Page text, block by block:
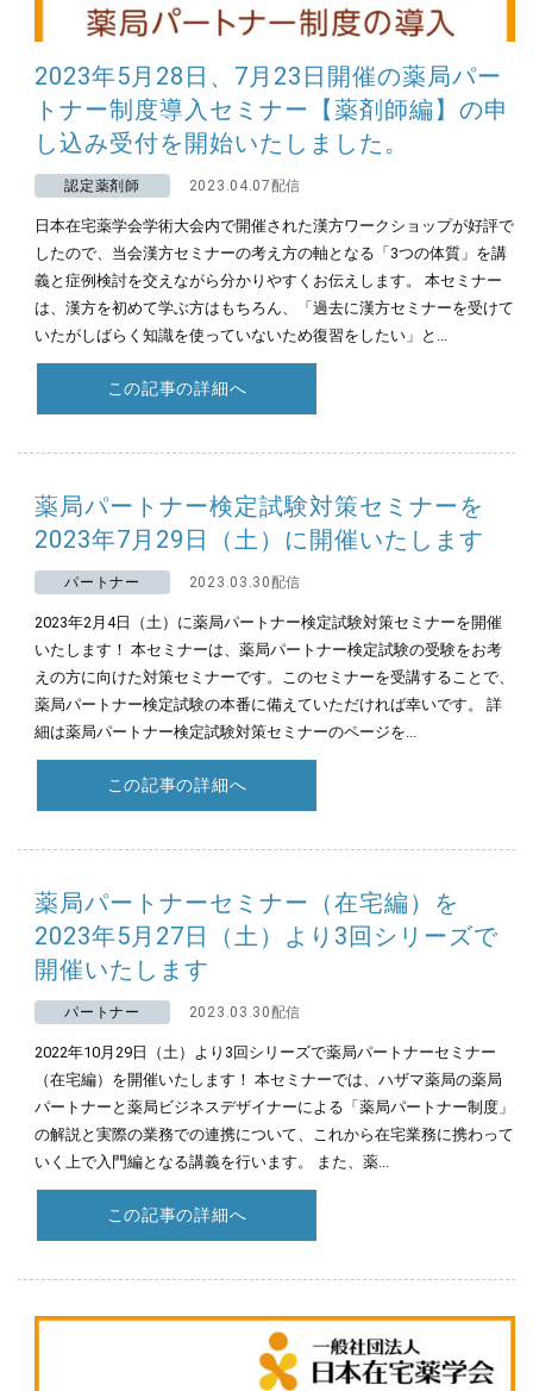
2023年5月28日、7月23日開催の薬局パー
トナー制度導入セミナー【薬剤師編】の申
し込み受付を開始いたしました。
認定薬剤師 2023.04.07配信
日本在宅薬学会学術大会内で開催された漢方ワークショップが好評で
したので、当会漢方セミナーの考え方の軸となる「3つの体質」を講
義と症例検討を交えながら分かりやすくお伝えします。 本セミナー
は、漢方を初めて学ぶ方はもちろん、「過去に漢方セミナーを受けて
いたがしばらく知識を使っていないため復習をしたい」と...
この記事の詳細へ
薬局パートナー検定試験対策セミナーを
2023年7月29日（土）に開催いたします
パートナー 2023.03.30配信
2023年2月4日（土）に薬局パートナー検定試験対策セミナーを開催
いたします！ 本セミナーは、薬局パートナー検定試験の受験をお考
えの方に向けた対策セミナーです。このセミナーを受講することで、
薬局パートナー検定試験の本番に備えていただければ幸いです。 詳
細は薬局パートナー検定試験対策セミナーのページを...
この記事の詳細へ
薬局パートナーセミナー（在宅編）を
2023年5月27日（土）より3回シリーズで
開催いたします
パートナー 2023.03.30配信
2022年10月29日（土）より3回シリーズで薬局パートナーセミナー
（在宅編）を開催いたします！ 本セミナーでは、ハザマ薬局の薬局
パートナーと薬局ビジネスデザイナーによる「薬局パートナー制度」
の解説と実際の業務での連携について、これから在宅業務に携わって
いく上で入門編となる講義を行います。 また、薬...
この記事の詳細へ